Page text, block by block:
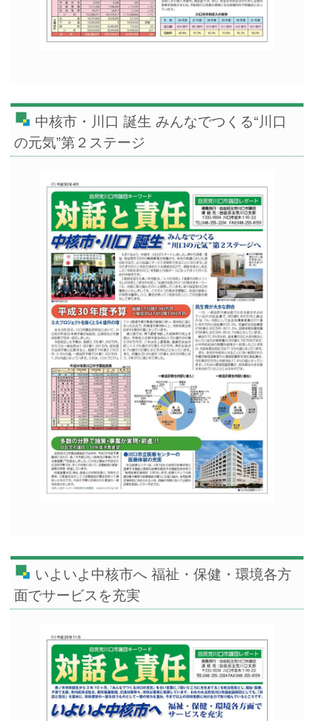
中核市・川口 誕生 みんなでつくる“川口
の元気”第２ステージ
いよいよ中核市へ 福祉・保健・環境各方
面でサービスを充実